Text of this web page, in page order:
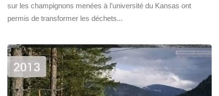
sur les champignons menées à l’université du Kansas ont
permis de transformer les déchets...